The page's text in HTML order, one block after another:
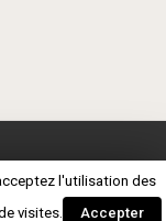
l'utilisation des
visites.
Accepter